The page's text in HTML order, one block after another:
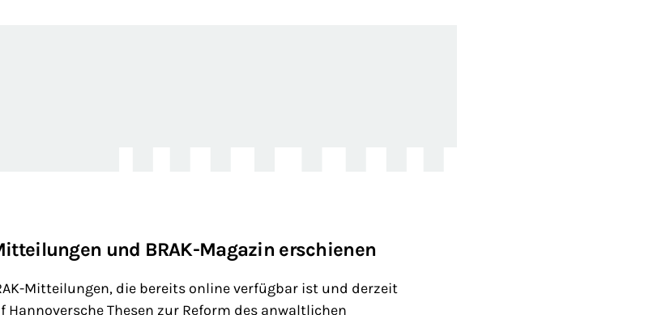
und BRAK-Magazin erschienen
Mitteilungen, die bereits online verfügbar ist und derzeit
Hannoversche Thesen zur Reform des anwaltlichen